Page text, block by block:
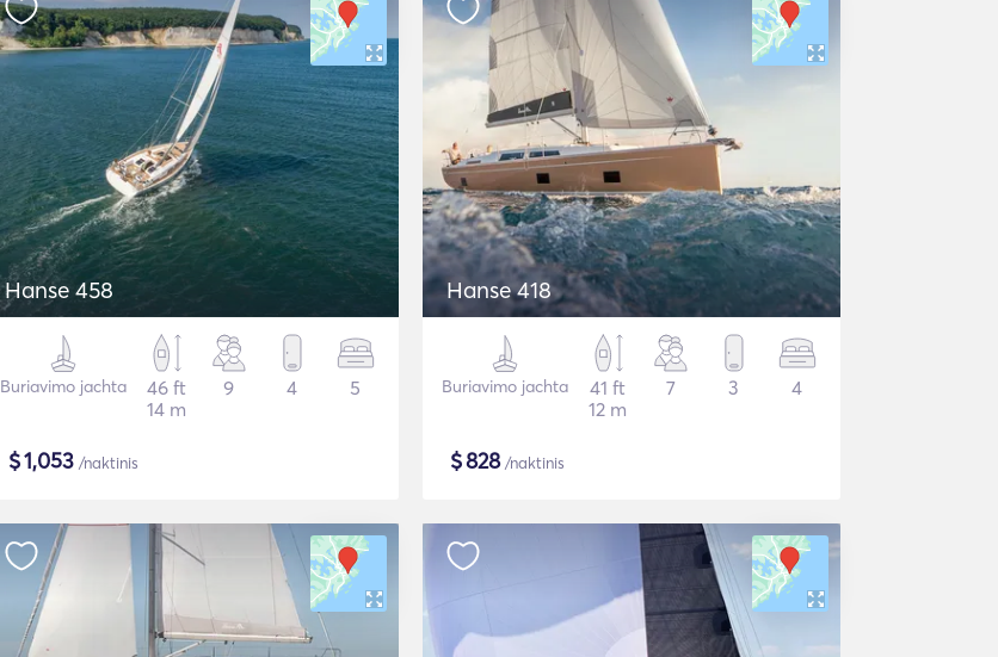
Hanse 458
Buriavimo jachta
46 ft
14 m
9 4 5
$1,053 /naktinis
Hanse 418
Buriavimo jachta
41 ft
12 m
7 3 4
$828/naktinis